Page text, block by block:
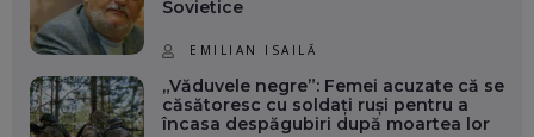
Sovietice
EMILIAN ISAILĂ
„Văduvele negre”: Femei acuzate că se
căsătoresc cu soldați ruși pentru a
încasa despăgubiri după moartea lor